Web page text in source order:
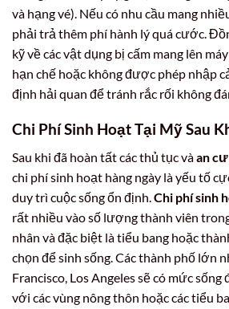
và hạng vé). Nếu có nhu cầu mang
phải trả thêm phí hành lý quá cước.
kỹ về các vật dụng bị cấm mang lên
hạn chế hoặc không được phép nhập
định hải quan để tránh rắc rối không
Chi Phí Sinh Hoạt Tại Mỹ Sau
Sau khi đã hoàn tất các thủ tục vàan
chi phí sinh hoạt hàng ngày là yếu tố
duy trì cuộc sống ổn định.Chi phí sinh
rất nhiều vào số lượng thành viên
nhân và đặc biệt là tiểu bang hoặc
chọn để sinh sống. Các thành phố lớn
Francisco, Los Angeles sẽ có mức
với các vùng nông thôn hoặc các tiểu